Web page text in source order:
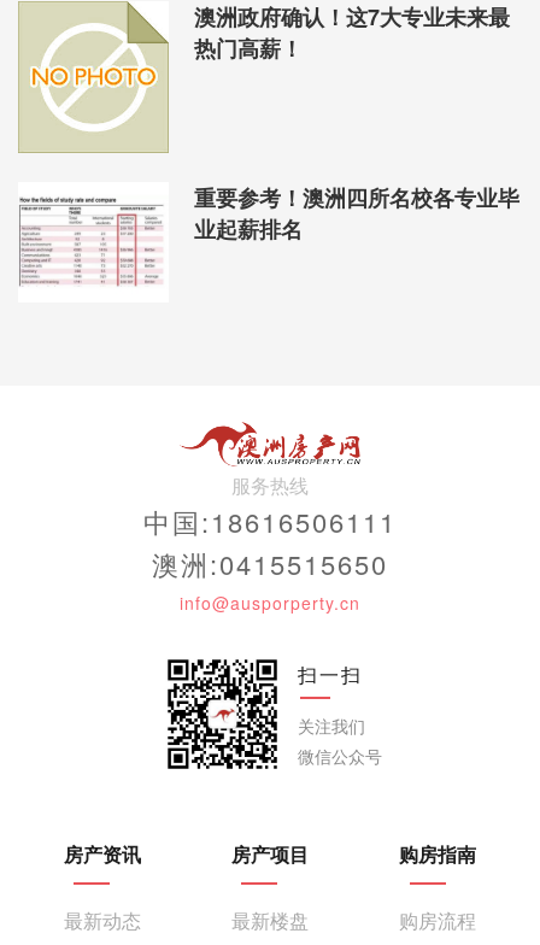
澳洲政府确认！这7大专业未来最
热门高薪！
重要参考！澳洲四所名校各专业毕
业起薪排名
服务热线
中国:18616506111
澳洲:0415515650
info@ausporperty.cn
扫一扫
关注我们
微信公众号
房产资讯
最新动态
房产项目
最新楼盘
购房指南
购房流程